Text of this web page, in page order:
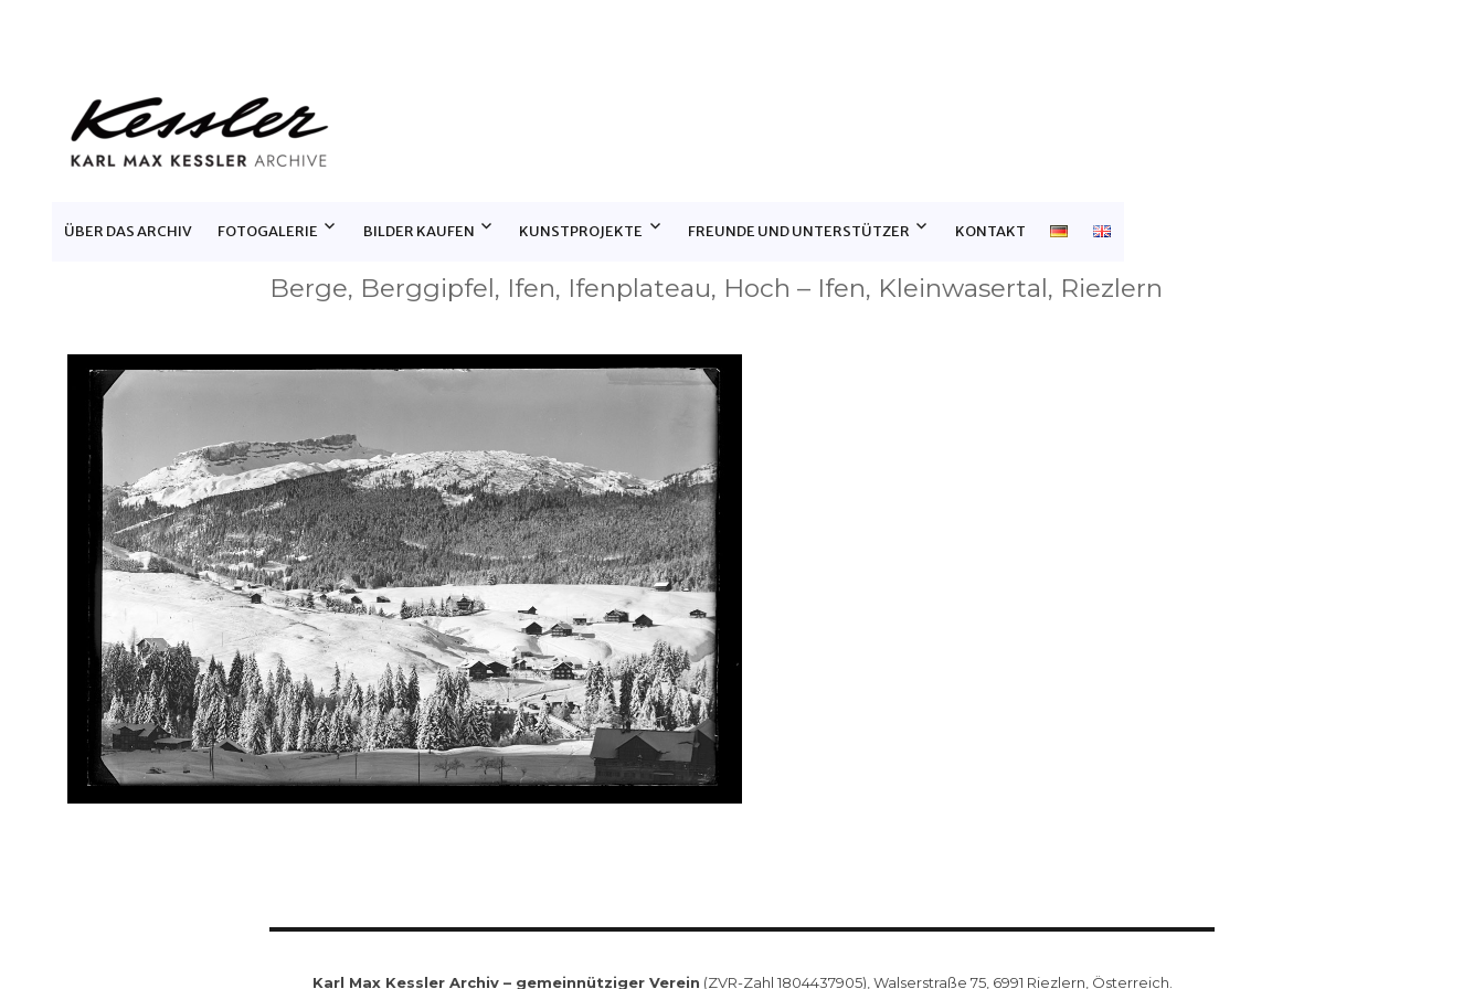
KARL MAX KESSLER ARCHIVE
ÜBER DAS ARCHIV FOTOGALERIE BILDER KAUFEN KUNSTPROJEKTE FREUNDE UND UNTERSTÜTZER KONTAKT
Berge, Berggipfel, Ifen, Ifenplateau, Hoch – Ifen, Kleinwasertal, Riezlern
Karl Max Kessler Archiv – gemeinnütziger Verein (ZVR-Zahl 1804437905), Walserstraße 75, 6991 Riezlern, Österreich.